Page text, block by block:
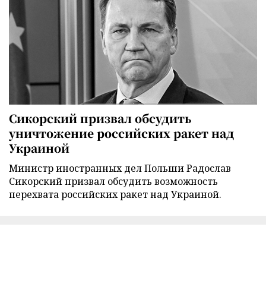
Сикорский призвал обсудить
уничтожение российских ракет над
Украиной
Министр иностранных дел Польши Радослав
Сикорский призвал обсудить возможность
перехвата российских ракет над Украиной.